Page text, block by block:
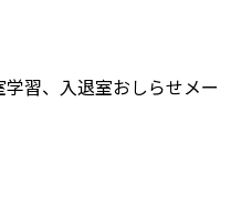
習、入退室おしらせメー